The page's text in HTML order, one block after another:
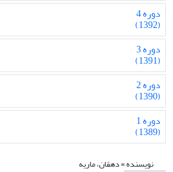
دوره 4
(1392)
دوره 3
(1391)
دوره 2
(1390)
دوره 1
(1389)
نویسنده =دهقان، ماریه